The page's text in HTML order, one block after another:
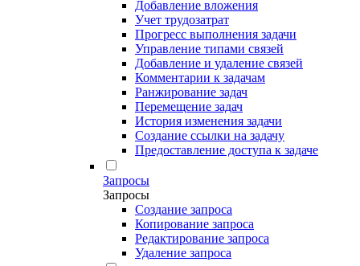
Добавление вложения
Учет трудозатрат
Прогресс выполнения задачи
Управление типами связей
Добавление и удаление связей
Комментарии к задачам
Ранжирование задач
Перемещение задач
История изменения задачи
Создание ссылки на задачу
Предоставление доступа к задаче
Запросы
Запросы
Создание запроса
Копирование запроса
Редактирование запроса
Удаление запроса